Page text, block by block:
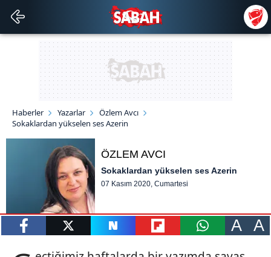
Haberler Yazarlar
Özlem Avcı
Sokaklardan yükselen ses Azerin
ÖZLEM AVCI
Sokaklardan yükselen ses Azerin
07 Kasım 2020, Cumartesi
A A